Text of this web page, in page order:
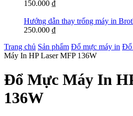
150.000 ₫
Hướng dẫn thay trống máy in
250.000 ₫
Trang chủ Sản phẩm Đổ mực máy in Đổ
Máy In HP Laser MFP 136W
Đổ Mực Máy In
136W